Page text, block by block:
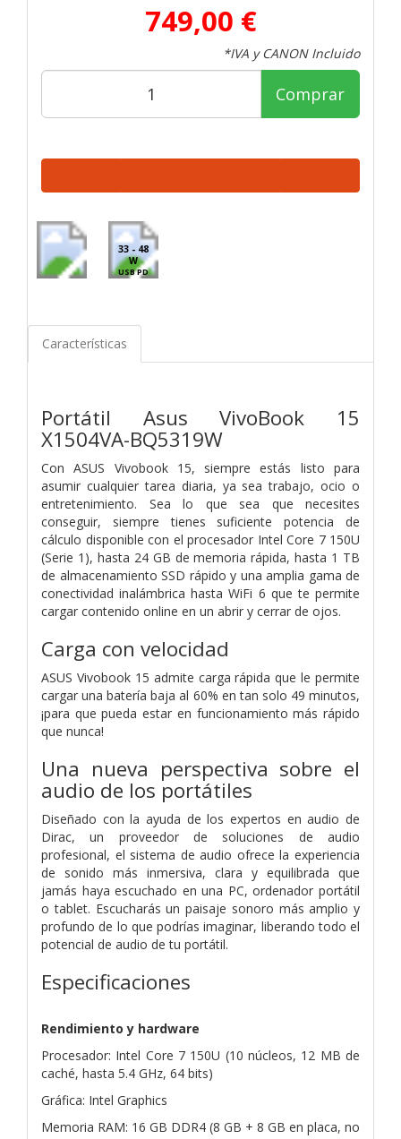
749,00 €
*IVA y CANON Incluido
Comprar
33 - 48
W
USB PD
Características
Portátil Asus VivoBook 15
X1504VA-BQ5319W
Con ASUS Vivobook 15, siempre estás listo para
asumir cualquier tarea diaria, ya sea trabajo, ocio o
entretenimiento. Sea lo que sea que necesites
conseguir, siempre tienes suficiente potencia de
cálculo disponible con el procesador Intel Core 7 150U
(Serie 1), hasta 24 GB de memoria rápida, hasta 1 TB
de almacenamiento SSD rápido y una amplia gama de
conectividad inalámbrica hasta WiFi 6 que te permite
cargar contenido online en un abrir y cerrar de ojos.
Carga con velocidad
ASUS Vivobook 15 admite carga rápida que le permite
cargar una batería baja al 60% en tan solo 49 minutos,
¡para que pueda estar en funcionamiento más rápido
que nunca!
Una nueva perspectiva sobre el
audio de los portátiles
Diseñado con la ayuda de los expertos en audio de
Dirac, un proveedor de soluciones de audio
profesional, el sistema de audio ofrece la experiencia
de sonido más inmersiva, clara y equilibrada que
jamás haya escuchado en una PC, ordenador portátil
o tablet. Escucharás un paisaje sonoro más amplio y
profundo de lo que podrías imaginar, liberando todo el
potencial de audio de tu portátil.
Especificaciones
Rendimiento y hardware
Procesador: Intel Core 7 150U (10 núcleos, 12 MB de
caché, hasta 5.4 GHz, 64 bits)
Gráfica: Intel Graphics
Memoria RAM: 16 GB DDR4 (8 GB + 8 GB en placa, no